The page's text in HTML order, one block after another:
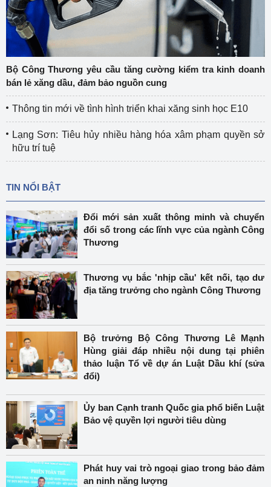
Bộ Công Thương yêu cầu tăng cường kiểm tra kinh doanh
bán lẻ xăng dầu, đảm bảo nguồn cung
Thông tin mới về tình hình triển khai xăng sinh học E10
Lạng Sơn: Tiêu hủy nhiều hàng hóa xâm phạm quyền sở
hữu trí tuệ
TIN NỔI BẬT
Đổi mới sản xuất thông minh và chuyển
đổi số trong các lĩnh vực của ngành Công
Thương
Thương vụ bắc 'nhịp cầu' kết nối, tạo dư
địa tăng trưởng cho ngành Công Thương
Bộ trưởng Bộ Công Thương Lê Mạnh
Hùng giải đáp nhiều nội dung tại phiên
thảo luận Tổ về dự án Luật Dầu khí (sửa
đổi)
Ủy ban Cạnh tranh Quốc gia phổ biến Luật
Bảo vệ quyền lợi người tiêu dùng
Phát huy vai trò ngoại giao trong bảo đảm
an ninh năng lượng